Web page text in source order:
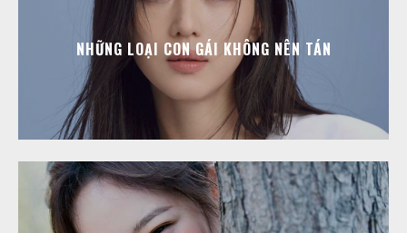
NHỮNG LOẠI CON GÁI KHÔNG NÊN TÁN